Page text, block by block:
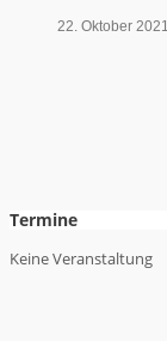
22. Oktober 2021
Termine
Keine Veranstaltung